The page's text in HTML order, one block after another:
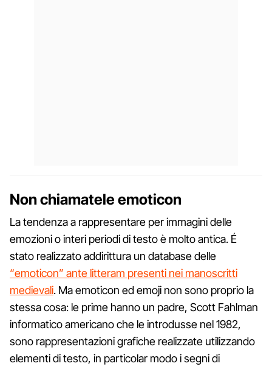
Non chiamatele emoticon
La tendenza a rappresentare per immagini delle
emozioni o interi periodi di testo è molto antica. É
stato realizzato addirittura un database delle
“emoticon” ante litteram presenti nei manoscritti
medievali. Ma emoticon ed emoji non sono proprio la
stessa cosa: le prime hanno un padre, Scott Fahlman
informatico americano che le introdusse nel 1982,
sono rappresentazioni grafiche realizzate utilizzando
elementi di testo, in particolar modo i segni di